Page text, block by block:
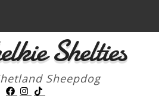
Shelties
Sheepdog